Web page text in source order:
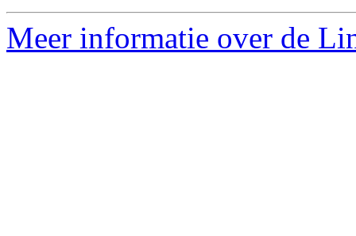
Meer informatie over de